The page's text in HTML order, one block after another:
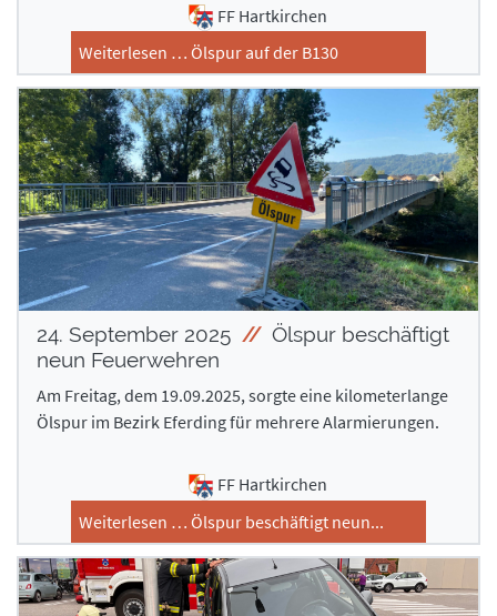
FF Hartkirchen
Weiterlesen … Ölspur auf der B130
24. September 2025
Ölspur beschäftigt
neun Feuerwehren
Am Freitag, dem 19.09.2025, sorgte eine kilometerlange
Ölspur im Bezirk Eferding für mehrere Alarmierungen.
FF Hartkirchen
Weiterlesen … Ölspur beschäftigt neun...